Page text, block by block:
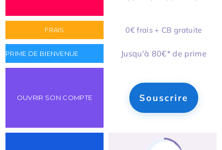
0€ frais + CB gratuite
Jusqu'à 80€* de prime
Souscrire